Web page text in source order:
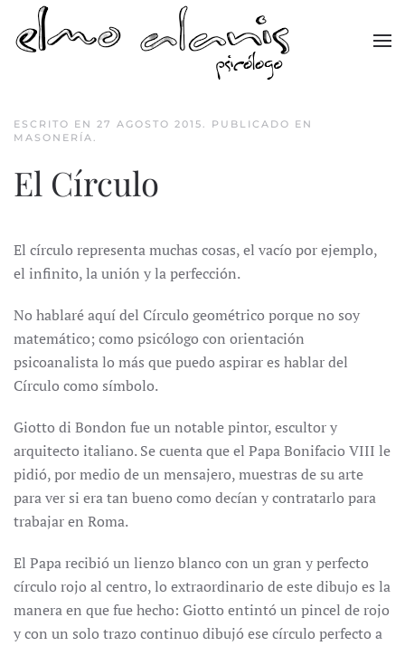
Skip to main content
ESCRITO EN 27 AGOSTO 2015. PUBLICADO EN
MASONERÍA.
El Círculo
El círculo representa muchas cosas, el vacío por ejemplo,
el infinito, la unión y la perfección.
No hablaré aquí del Círculo geométrico porque no soy
matemático; como psicólogo con orientación
psicoanalista lo más que puedo aspirar es hablar del
Círculo como símbolo.
Giotto di Bondon fue un notable pintor, escultor y
arquitecto italiano. Se cuenta que el Papa Bonifacio VIII le
pidió, por medio de un mensajero, muestras de su arte
para ver si era tan bueno como decían y contratarlo para
trabajar en Roma.
El Papa recibió un lienzo blanco con un gran y perfecto
círculo rojo al centro, lo extraordinario de este dibujo es la
manera en que fue hecho: Giotto entintó un pincel de rojo
y con un solo trazo continuo dibujó ese círculo perfecto a